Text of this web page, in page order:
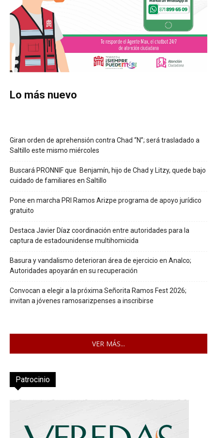
Lo más nuevo
Giran orden de aprehensión contra Chad “N”; será trasladado a
Saltillo este mismo miércoles
Buscará PRONNIF que Benjamín, hijo de Chad y Litzy, quede bajo
cuidado de familiares en Saltillo
Pone en marcha PRI Ramos Arizpe programa de apoyo jurídico
gratuito
Destaca Javier Díaz coordinación entre autoridades para la
captura de estadounidense multihomicida
Basura y vandalismo deterioran área de ejercicio en Analco;
Autoridades apoyarán en su recuperación
Convocan a elegir a la próxima Señorita Ramos Fest 2026;
invitan a jóvenes ramosarizpenses a inscribirse
VER MÁS...
Patrocinio